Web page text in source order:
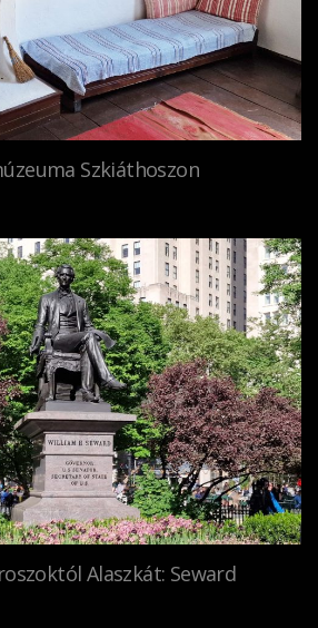
Szkiáthoszon
Alaszkát: Seward